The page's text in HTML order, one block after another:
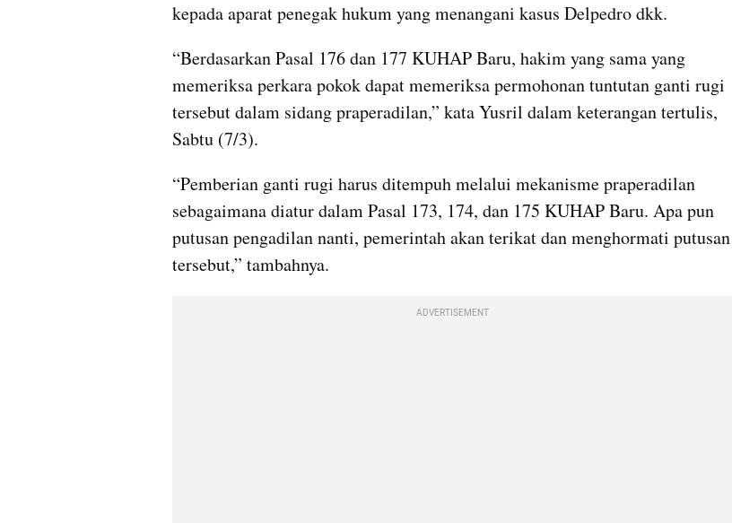
kepada aparat penegak hukum yang menangani kasus Delpedro dkk.
“Berdasarkan Pasal 176 dan 177 KUHAP Baru, hakim yang sama yang
memeriksa perkara pokok dapat memeriksa permohonan tuntutan ganti rugi
tersebut dalam sidang praperadilan,” kata Yusril dalam keterangan tertulis,
Sabtu (7/3).
“Pemberian ganti rugi harus ditempuh melalui mekanisme praperadilan
sebagaimana diatur dalam Pasal 173, 174, dan 175 KUHAP Baru. Apa pun
putusan pengadilan nanti, pemerintah akan terikat dan menghormati putusan
tersebut,” tambahnya.
ADVERTISEMENT